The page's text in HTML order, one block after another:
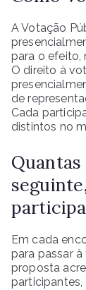
A Votação
para o efeito,
O direito à
de
Cada
distintos no
Em cada
para passar
proposta